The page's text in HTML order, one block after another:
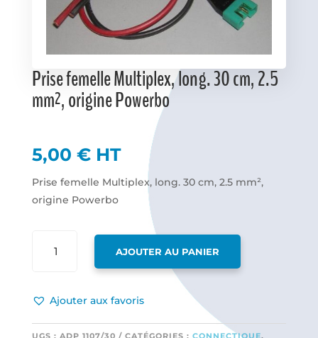
Prise femelle Multiplex, long. 30 cm, 2.5
mm², origine Powerbo
5,00 € HT
Prise femelle Multiplex, long. 30 cm, 2.5 mm²,
origine Powerbo
MULTIPLEX,
30
AJOUTER AU PANIER
Ajouter aux favoris
UGS : ADP 1107/30 CATÉGORIES : CONNECTIQUE,